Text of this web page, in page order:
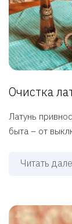
Очистка
Латунь
быта – от
Читать